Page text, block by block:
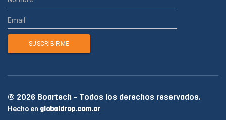
© 2026 Boartech - Todos los derechos reservados.
Hecho en globaldrop.com.ar